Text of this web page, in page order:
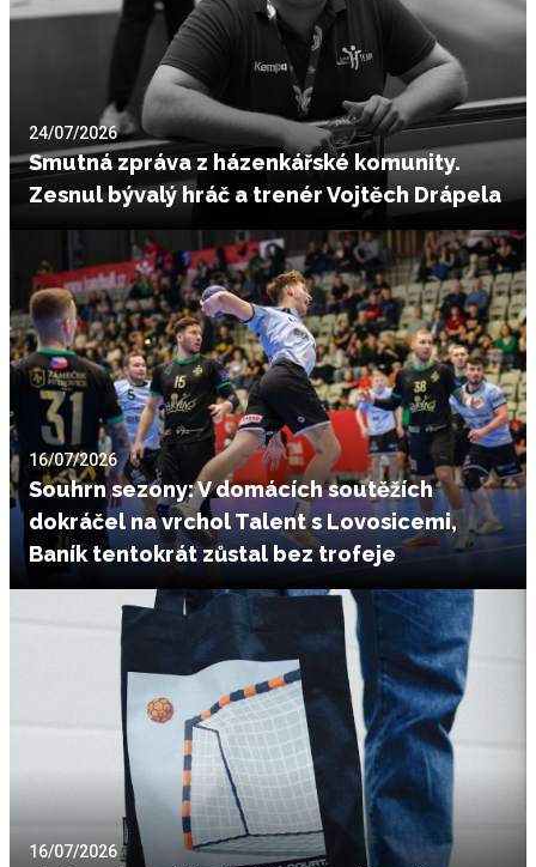
24/07/2026
Smutná zpráva z házenkářské komunity.
Zesnul bývalý hráč a trenér Vojtěch Drápela
16/07/2026
Souhrn sezony: V domácích soutěžích
dokráčel na vrchol Talent s Lovosicemi,
Baník tentokrát zůstal bez trofeje
16/07/2026